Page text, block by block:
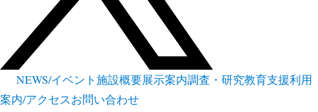
NEWS/イベント施設概要展示案内調査・研究教育支援利用
案内/アクセスお問い合わせ